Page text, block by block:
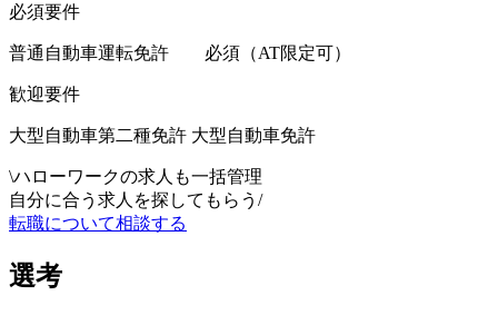
必須要件
普通自動車運転免許 必須（AT限定可）
歓迎要件
大型自動車第二種免許 大型自動車免許
\ハローワークの求人も一括管理
自分に合う求人を探してもらう /
転職について相談する
選考